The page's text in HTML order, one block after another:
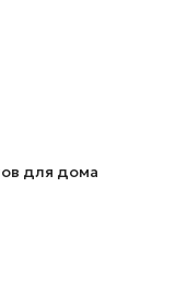
для дома